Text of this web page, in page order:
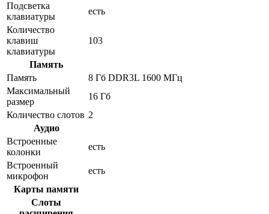
Подсветка
клавиатуры
есть
Количество
клавиш
клавиатуры
103
Память
Память
8 Гб DDR3L 1600 МГц
Максимальный
размер
16 Гб
Количество слотов 2
Аудио
Встроенные
колонки
есть
Встроенный
микрофон
есть
Карты памяти
Слоты